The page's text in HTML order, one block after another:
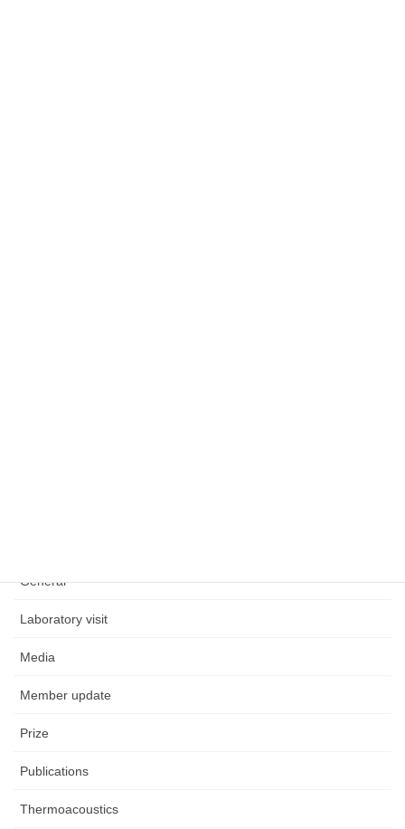
General
Laboratory visit
Media
Member update
Prize
Publications
Thermoacoustics